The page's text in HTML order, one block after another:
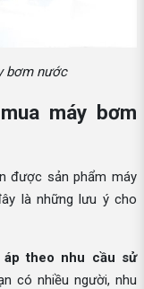
bơm nước
máy bơm
được sản phẩm máy
là những lưu ý cho
theo nhu cầu sử
có nhiều người, nhu